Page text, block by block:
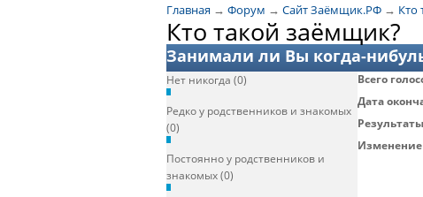
Главная → Форум → Сайт Заёмщик.РФ → Кто
Кто такой заёмщик?
Занимали ли Вы когда-
Нет никогда (0)
Редко у родственников и знакомых
(0)
Постоянно у родственников и
знакомых (0)
Всего
Дата
Изменение